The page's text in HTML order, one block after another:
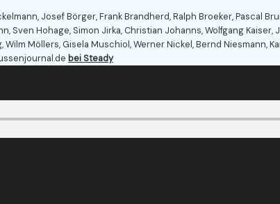
Josef Börger, Frank Brandherd, Ralph Broeker, Pascal
Sven Hohage, Simon Jirka, Christian Johanns, Wolfgang
Möllers, Gisela Muschiol, Werner Nickel, Bernd Niesmann,
bei Steady